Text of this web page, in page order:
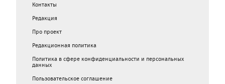
Контакты
Редакция
Про проект
Редакционная политика
Политика в сфере конфиденциальности и персональных
данных
Пользовательское соглашение